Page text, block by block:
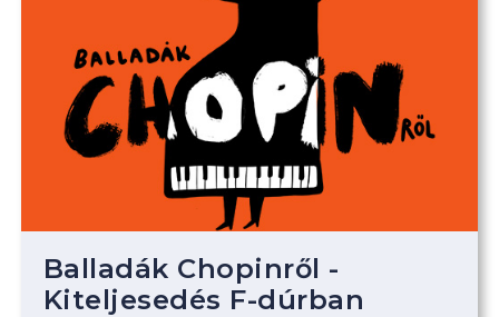
Balladák Chopinről -
Kiteljesedés F-dúrban